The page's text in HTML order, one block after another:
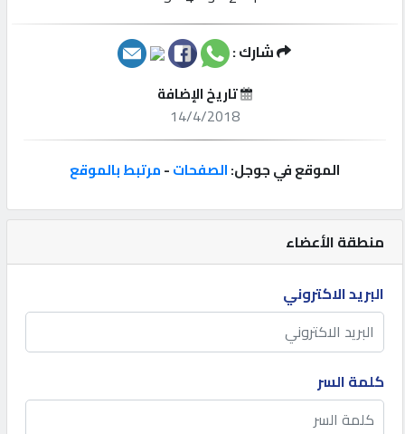
إبحث
إعلانات
المنتدى
كيو
مزاد
كيو
نمبر
منطقة الأعضاء
البريد الاكتروني
كلمة السر
شارك :
تاريخ الإضافة
14/4/2018
الموقع في جوجل:الصفحات-مرتبط بالموقع